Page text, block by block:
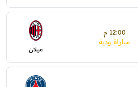
12:00 م
مباراة ودية
ميلان